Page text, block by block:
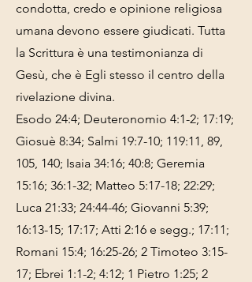
condotta, credo e opinione religiosa
umana devono essere giudicati. Tutta
la Scrittura è una testimonianza di
Gesù, che è Egli stesso il centro della
rivelazione divina.
Esodo 24:4; Deuteronomio 4:1-2; 17:19;
Giosuè 8:34; Salmi 19:7-10; 119:11, 89,
105, 140; Isaia 34:16; 40:8; Geremia
15:16; 36:1-32; Matteo 5:17-18; 22:29;
Luca 21:33; 24:44-46; Giovanni 5:39;
16:13-15; 17:17; Atti 2:16 e segg.; 17:11;
Romani 15:4; 16:25-26; 2 Timoteo 3:15-
17; Ebrei 1:1-2; 4:12; 1 Pietro 1:25; 2